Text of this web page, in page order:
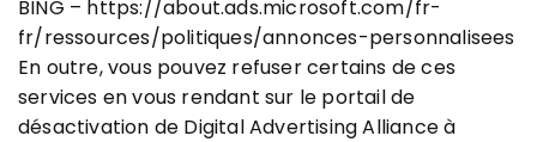
BING – https://about.ads.microsoft.com/fr-
fr/ressources/politiques/annonces-personnalisees
En outre, vous pouvez refuser certains de ces
services en vous rendant sur le portail de
désactivation de Digital Advertising Alliance à